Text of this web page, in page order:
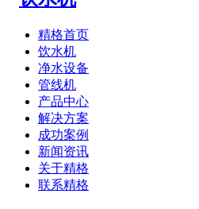
精格首页
饮水机
净水设备
管线机
产品中心
解决方案
成功案例
新闻资讯
关于精格
联系精格